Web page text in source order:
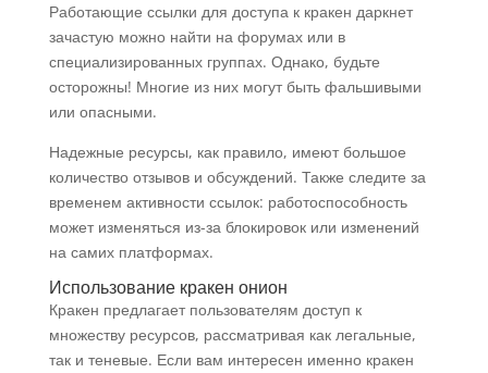
Работающие ссылки для доступа к кракен даркнет
зачастую можно найти на форумах или в
специализированных группах. Однако, будьте
осторожны! Многие из них могут быть фальшивыми
или опасными.
Надежные ресурсы, как правило, имеют большое
количество отзывов и обсуждений. Также следите за
временем активности ссылок: работоспособность
может изменяться из-за блокировок или изменений
на самих платформах.
Использование кракен онион
Кракен предлагает пользователям доступ к
множеству ресурсов, рассматривая как легальные,
так и теневые. Если вам интересен именно кракен